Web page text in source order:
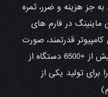
جز هزینه و ضرر، ثمره
در فارم های
قدرتمند، صورت
می گیرد. (ما در فارم گلدن هش ماینینگ بیش از +6500 دستگاه از
برای تولید یکی از